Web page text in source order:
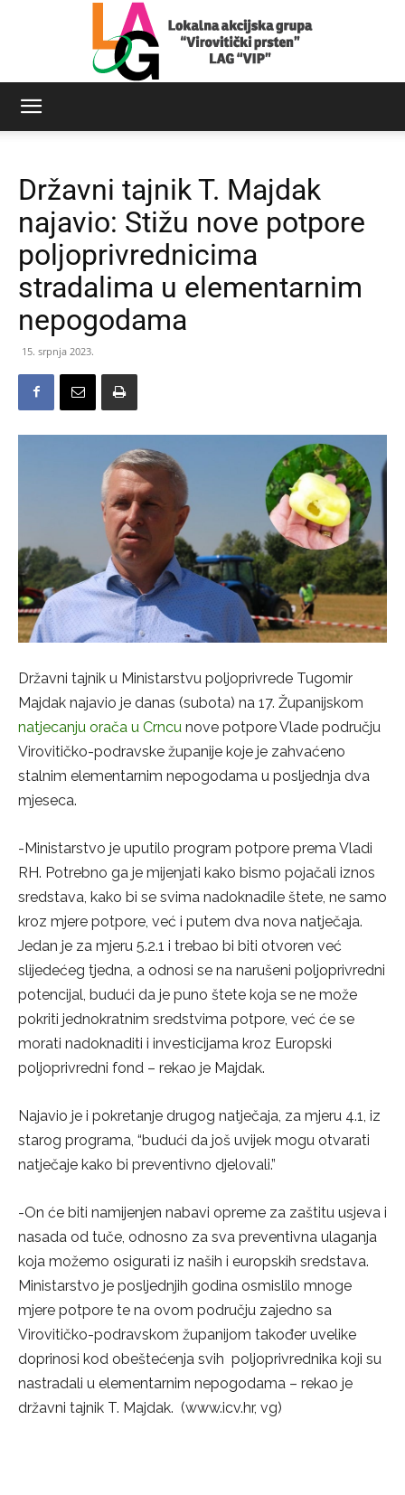
Virovitički
prsten
Državni tajnik T. Majdak
najavio: Stižu nove potpore
poljoprivrednicima
stradalima u elementarnim
nepogodama
15. srpnja 2023.
Državni tajnik u Ministarstvu poljoprivrede Tugomir
Majdak najavio je danas (subota) na 17. Županijskom
natjecanju orača u Crncu nove potpore Vlade području
Virovitičko-podravske županije koje je zahvaćeno
stalnim elementarnim nepogodama u posljednja dva
mjeseca.
-Ministarstvo je uputilo program potpore prema Vladi
RH. Potrebno ga je mijenjati kako bismo pojačali iznos
sredstava, kako bi se svima nadoknadile štete, ne samo
kroz mjere potpore, već i putem dva nova natječaja.
Jedan je za mjeru 5.2.1 i trebao bi biti otvoren već
slijedećeg tjedna, a odnosi se na narušeni poljoprivredni
potencijal, budući da je puno štete koja se ne može
pokriti jednokratnim sredstvima potpore, već će se
morati nadoknaditi i investicijama kroz Europski
poljoprivredni fond – rekao je Majdak.
Najavio je i pokretanje drugog natječaja, za mjeru 4.1, iz
starog programa, “budući da još uvijek mogu otvarati
natječaje kako bi preventivno djelovali.”
-On će biti namijenjen nabavi opreme za zaštitu usjeva i
nasada od tuče, odnosno za sva preventivna ulaganja
koja možemo osigurati iz naših i europskih sredstava.
Ministarstvo je posljednjih godina osmislilo mnoge
mjere potpore te na ovom području zajedno sa
Virovitičko-podravskom županijom također uvelike
doprinosi kod obeštećenja svih poljoprivrednika koji su
nastradali u elementarnim nepogodama – rekao je
državni tajnik T. Majdak. (www.icv.hr, vg)